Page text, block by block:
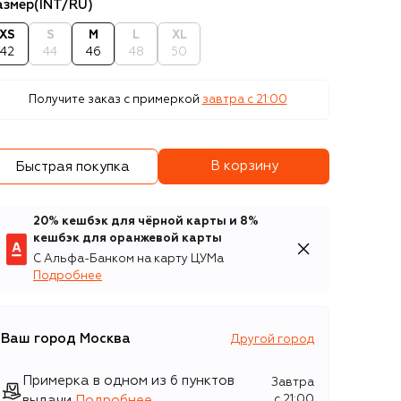
(INT/RU)
XS
42
S
44
M
46
L
48
XL
50
Получите заказ с примеркой завтра c 21:00
Быстрая покупка В корзину
20% кешбэк для чёрной карты и 8%
кешбэк для оранжевой карты
С Альфа-Банком на карту ЦУМа
Подробнее
Ваш город Москва Другой город
Примерка в одном из 6 пунктов
Завтра